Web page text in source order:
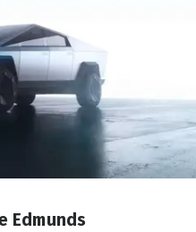
Edmunds